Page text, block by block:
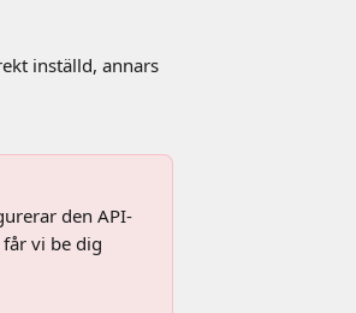
inställd, annars
den API-
vi be dig